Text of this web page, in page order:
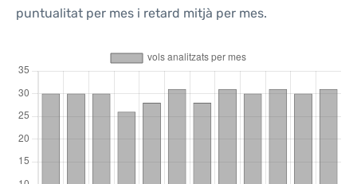
puntualitat per mes i retard mitjà per mes.